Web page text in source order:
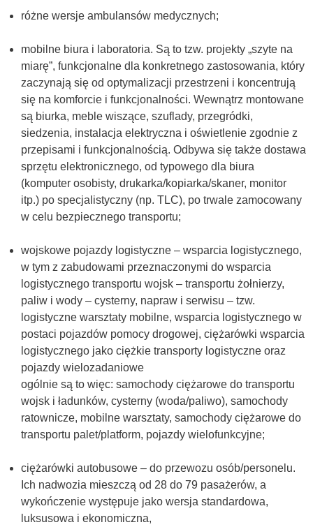
różne wersje ambulansów medycznych;
mobilne biura i laboratoria. Są to tzw. projekty „szyte na
miarę”, funkcjonalne dla konkretnego zastosowania, który
zaczynają się od optymalizacji przestrzeni i koncentrują
się na komforcie i funkcjonalności. Wewnątrz montowane
są biurka, meble wiszące, szuflady, przegródki,
siedzenia, instalacja elektryczna i oświetlenie zgodnie z
przepisami i funkcjonalnością. Odbywa się także dostawa
sprzętu elektronicznego, od typowego dla biura
(komputer osobisty, drukarka/kopiarka/skaner, monitor
itp.) po specjalistyczny (np. TLC), po trwale zamocowany
w celu bezpiecznego transportu;
wojskowe pojazdy logistyczne – wsparcia logistycznego,
w tym z zabudowami przeznaczonymi do wsparcia
logistycznego transportu wojsk – transportu żołnierzy,
paliw i wody – cysterny, napraw i serwisu – tzw.
logistyczne warsztaty mobilne, wsparcia logistycznego w
postaci pojazdów pomocy drogowej, ciężarówki wsparcia
logistycznego jako ciężkie transporty logistyczne oraz
pojazdy wielozadaniowe
ogólnie są to więc: samochody ciężarowe do transportu
wojsk i ładunków, cysterny (woda/paliwo), samochody
ratownicze, mobilne warsztaty, samochody ciężarowe do
transportu palet/platform, pojazdy wielofunkcyjne;
ciężarówki autobusowe – do przewozu osób/personelu.
Ich nadwozia mieszczą od 28 do 79 pasażerów, a
wykończenie występuje jako wersja standardowa,
luksusowa i ekonomiczna,